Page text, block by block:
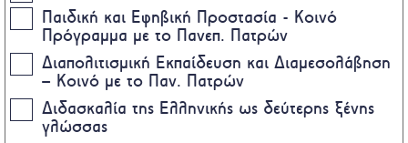
Παιδική και Εφηβική Προστασία - Κοινό
Πρόγραμμα με το Πανεπ. Πατρών
Διαπολιτισμική Εκπαίδευση και Διαμεσολάβηση
– Κοινό με το Παν. Πατρών
Διδασκαλία της Ελληνικής ως δεύτερης ξένης
γλώσσας